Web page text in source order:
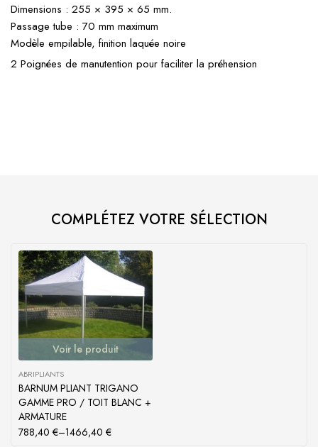
Dimensions : 255 × 395 × 65 mm.
Passage tube : 70 mm maximum
Modèle empilable, finition laquée noire
2 Poignées de manutention pour faciliter la préhension
COMPLÉTEZ VOTRE SÉLECTION
Voir le produit
ABRIPLIANTS
BARNUM PLIANT TRIGANO
GAMME PRO / TOIT BLANC +
ARMATURE
788,40 €–1466,40 €